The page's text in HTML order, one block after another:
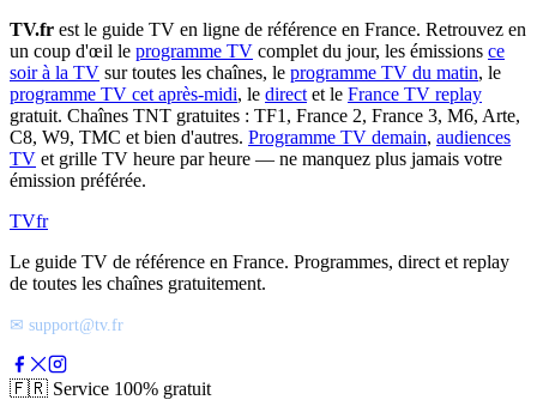
TV.fr est le guide TV en ligne de référence en France. Retrouvez en
un coup d'œil le programme TV complet du jour, les émissions ce
soir à la TV sur toutes les chaînes, le programme TV du matin, le
programme TV cet après-midi, le direct et le France TV replay
gratuit. Chaînes TNT gratuites : TF1, France 2, France 3, M6, Arte,
C8, W9, TMC et bien d'autres. Programme TV demain, audiences
TV et grille TV heure par heure — ne manquez plus jamais votre
émission préférée.
TVfr
Le guide TV de référence en France. Programmes, direct et replay
de toutes les chaînes gratuitement.
✉ support@tv.fr
🇫🇷 Service 100% gratuit